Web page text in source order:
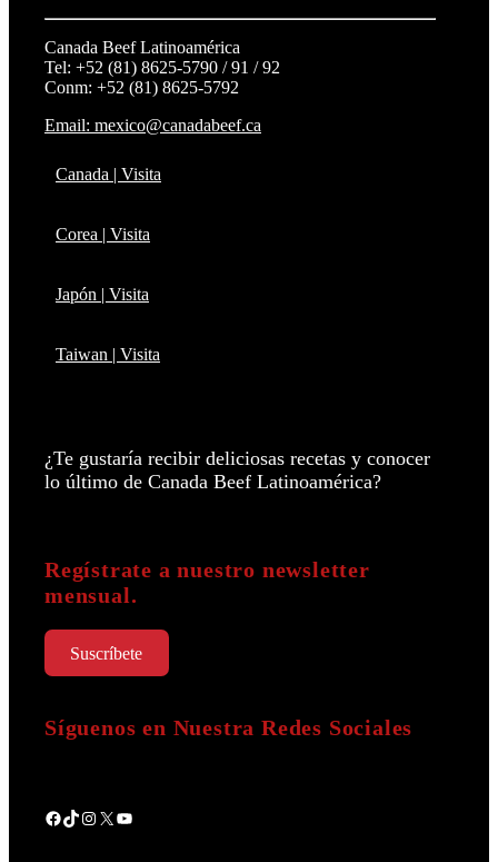
Canada Beef Latinoamérica
Tel: +52 (81) 8625-5790 / 91 / 92
Conm: +52 (81) 8625-5792
Email: mexico@canadabeef.ca
Canada | Visita
Corea | Visita
Japón | Visita
Taiwan | Visita
¿Te gustaría recibir deliciosas recetas y conocer
lo último de Canada Beef Latinoamérica?
Regístrate a nuestro newsletter
mensual.
Suscríbete
Síguenos en Nuestra Redes Sociales
Facebook
TikTok
Instagram
X YouTube